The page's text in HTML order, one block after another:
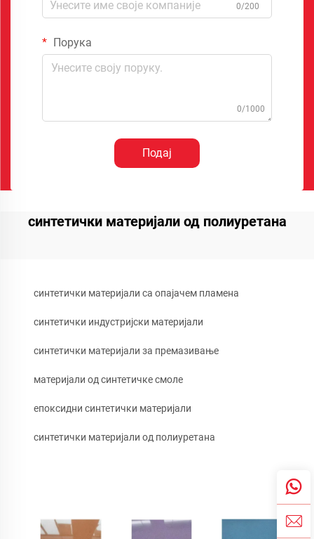
0/200
Порука
0/1000
Подај
синтетички материјали од полиуретана
синтетички материјали са опајачем пламена
синтетички индустријски материјали
синтетички материјали за премазивање
материјали од синтетичке смоле
епоксидни синтетички материјали
синтетички материјали од полиуретана